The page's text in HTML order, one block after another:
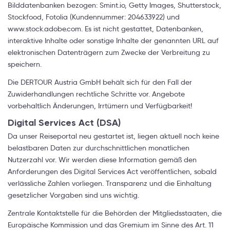
Bilddatenbanken bezogen: Smint.io, Getty Images, Shutterstock,
Stockfood, Fotolia (Kundennummer: 204633922) und
www.stock.adobe.com. Es ist nicht gestattet, Datenbanken,
interaktive Inhalte oder sonstige Inhalte der genannten URL auf
elektronischen Datenträgern zum Zwecke der Verbreitung zu
speichern.
Die DERTOUR Austria GmbH behält sich für den Fall der
Zuwiderhandlungen rechtliche Schritte vor. Angebote
vorbehaltlich Änderungen, Irrtümern und Verfügbarkeit!
Digital Services Act (DSA)
Da unser Reiseportal neu gestartet ist, liegen aktuell noch keine
belastbaren Daten zur durchschnittlichen monatlichen
Nutzerzahl vor. Wir werden diese Information gemäß den
Anforderungen des Digital Services Act veröffentlichen, sobald
verlässliche Zahlen vorliegen. Transparenz und die Einhaltung
gesetzlicher Vorgaben sind uns wichtig.
Zentrale Kontaktstelle für die Behörden der Mitgliedsstaaten, die
Europäische Kommission und das Gremium im Sinne des Art. 11